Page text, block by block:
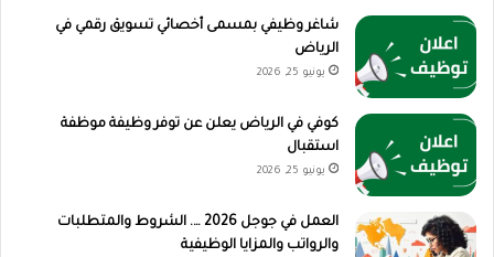
شاغر وظيفي بمسمى أخصائي تسويق رقمي في
الرياض
يونيو 25, 2026
كوفي في الرياض يعلن عن توفر وظيفة موظفة
استقبال
يونيو 25, 2026
العمل في جوجل 2026 …. الشروط والمتطلبات
والرواتب والمزايا الوظيفية